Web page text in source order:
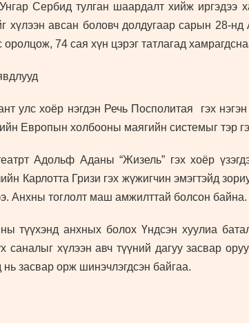
Сербид тулган шаардалт хийж иргэдээ
авсан боловч долдугаар сарын 28-нд
74 сая хүн цэрэг татлагад
улс хоёр нэгдэн Речь Посполитая гэх нэгэн
Европын холбооны маягийн системыг тэр
Адольф Аданы “Жизель” гэх хоёр
Карлотта Гризи гэх жүжигчин эмэгтэйд
Анхны тоглолт маш амжилттай болсон байна.
түүхэнд анхных болох Үндсэн хуулиа
саналыг хүлээн авч түүний дагуу засвар
засвар орж шинэчлэгдсэн байгаа.